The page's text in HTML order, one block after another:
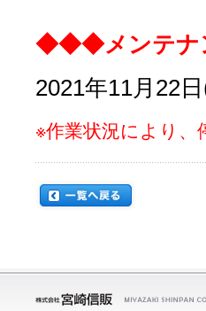
◆◆◆メンテ
2021年11月22
※作業状況により、